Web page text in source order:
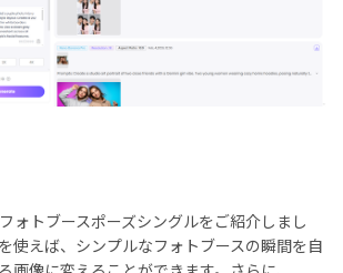
ォトブースポーズシングルをご紹介しまし
使えば、シンプルなフォトブースの瞬間を自